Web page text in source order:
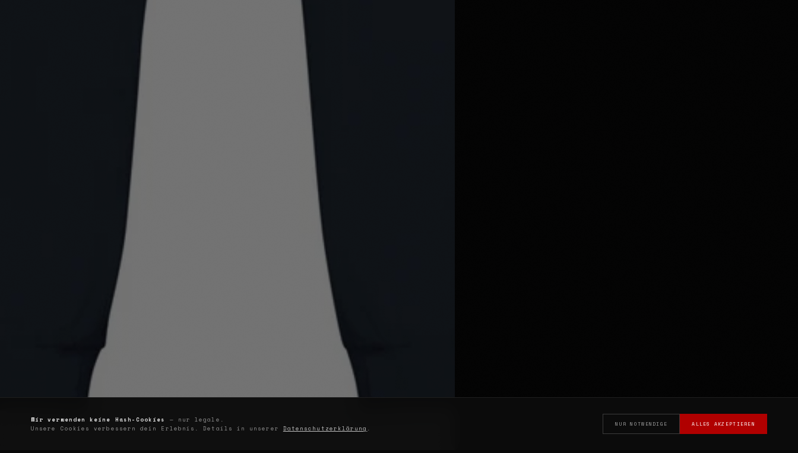
Wir verwenden keine Hash-Cookies
— nur legale.
Unsere Cookies verbessern dein Erlebnis. Details in unserer Datenschutzerklärung .
NUR NOTWENDIGE ALLES AKZEPTIEREN